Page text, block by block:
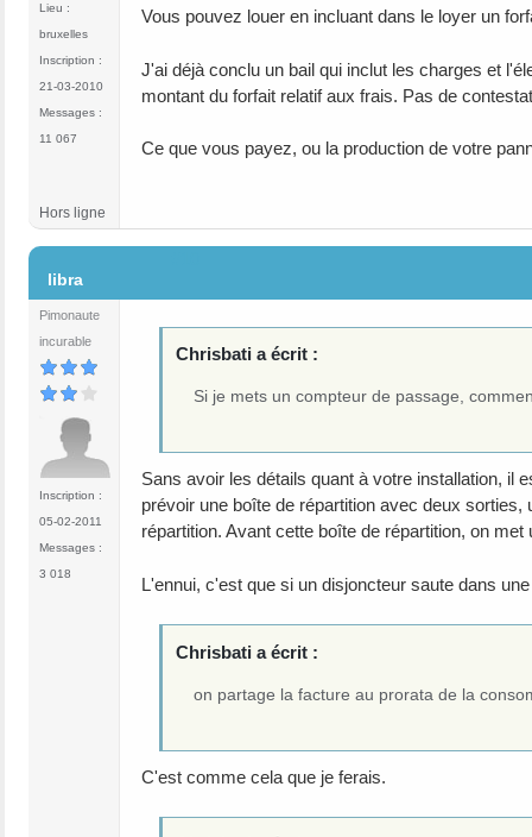
Lieu :
bruxelles
Inscription :
21-03-2010
Messages :
11 067
Vous pouvez louer en incluant dans le loyer un
J'ai déjà conclu un bail qui inclut les charges et
montant du forfait relatif aux frais. Pas de
Ce que vous payez, ou la production de votre
Hors ligne
libra
Pimonaute
incurable
Inscription :
05-02-2011
Messages :
3 018
Chrisbati a écrit :
Si je mets un compteur de passage,
Sans avoir les détails quant à votre installation, il
prévoir une boîte de répartition avec deux
répartition. Avant cette boîte de répartition, on
L'ennui, c'est que si un disjoncteur saute dans
Chrisbati a écrit :
on partage la facture au prorata de la
C'est comme cela que je ferais.